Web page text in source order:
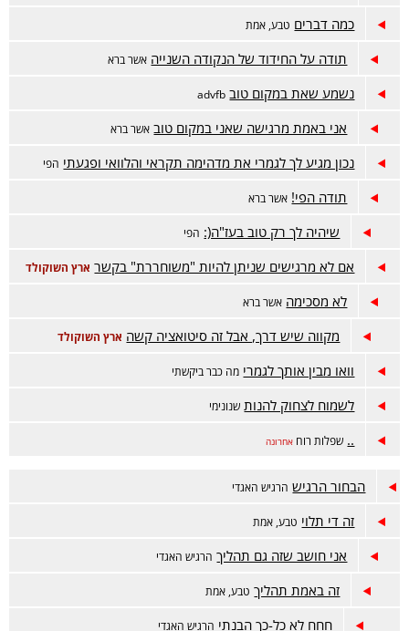
כמה דברים טבע, אמת
תודה על החידוד של הנקודה השנייה אשר ברא
נשמע שאת במקום טוב advfb
אני באמת מרגישה שאני במקום טוב אשר ברא
נכון מגיע לך לגמרי את מדהימה תקראי והלוואי ופגעתי הפי
תודה הפי! אשר ברא
שיהיה לך רק טוב בעז"ה(: הפי
אם לא מרגישים שניתן להיות "משוחררת" בקשר ארץ השוקולד
לא מסכימה אשר ברא
מקווה שיש דרך, אבל זה סיטואציה קשה ארץ השוקולד
וואו מבין אותך לגמרי מה כבר ביקשתי
לשמוח לצחוק להנות שנונימי
.. שפלות רוח אחרונה
הבחור הרגיש הרגיש האגדי
זה די תלוי טבע, אמת
אני חושב שזה גם תהליך הרגיש האגדי
זה באמת תהליך טבע, אמת
חחח לא כל-כך הבנתי הרגיש האגדי